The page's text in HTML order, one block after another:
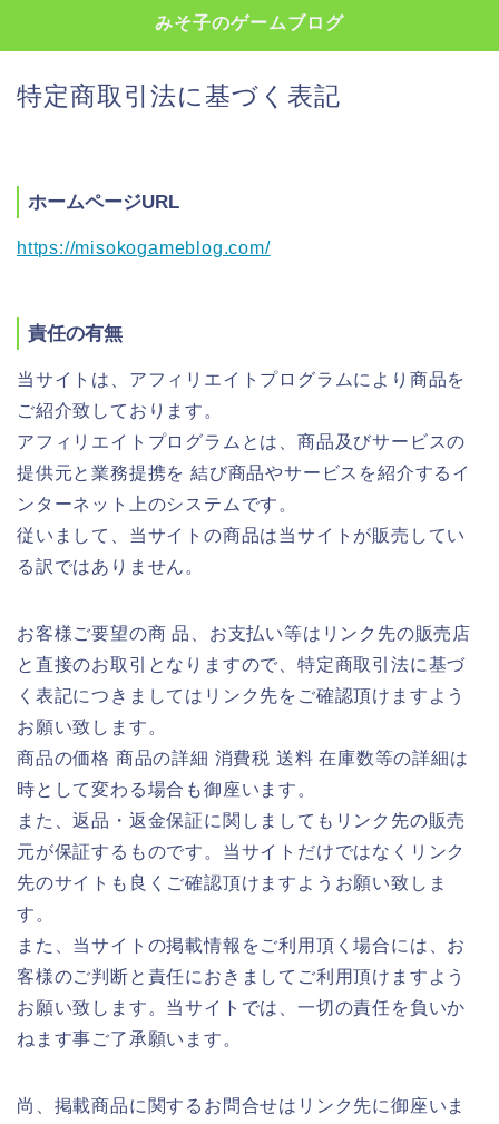
みそ子のゲームブログ
特定商取引法に基づく表記
ホームページURL
https://misokogameblog.com/
責任の有無
当サイトは、アフィリエイトプログラムにより商品を
ご紹介致しております。
アフィリエイトプログラムとは、商品及びサービスの
提供元と業務提携を 結び商品やサービスを紹介するイ
ンターネット上のシステムです。
従いまして、当サイトの商品は当サイトが販売してい
る訳ではありません。
お客様ご要望の商 品、お支払い等はリンク先の販売店
と直接のお取引となりますので、特定商取引法に基づ
く表記につきましてはリンク先をご確認頂けますよう
お願い致します。
商品の価格 商品の詳細 消費税 送料 在庫数等の詳細は
時として変わる場合も御座います。
また、返品・返金保証に関しましてもリンク先の販売
元が保証するものです。当サイトだけではなくリンク
先のサイトも良くご確認頂けますようお願い致しま
す。
また、当サイトの掲載情報をご利用頂く場合には、お
客様のご判断と責任におきましてご利用頂けますよう
お願い致します。当サイトでは、一切の責任を負いか
ねます事ご了承願います。
尚、掲載商品に関するお問合せはリンク先に御座いま